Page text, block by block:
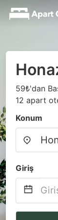
59₺'dan
12 apart
Konum
Giriş